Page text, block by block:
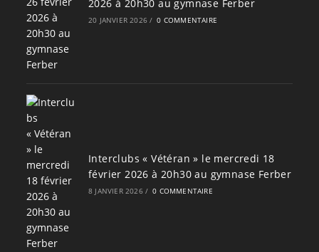
2026 à 20h30 au gymnase Ferber
20 JANVIER 2026 / 0 COMMENTAIRE
Interclubs « Vétéran » le mercredi 18
février 2026 à 20h30 au gymnase Ferber
8 JANVIER 2026 / 0 COMMENTAIRE